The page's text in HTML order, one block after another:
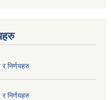
निर्णयहरु
निर्णयहरु